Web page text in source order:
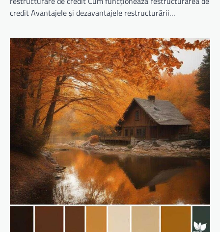
credit Avantajele și dezavantajele restructurării…